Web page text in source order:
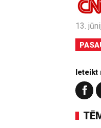
13.
Ieteikt